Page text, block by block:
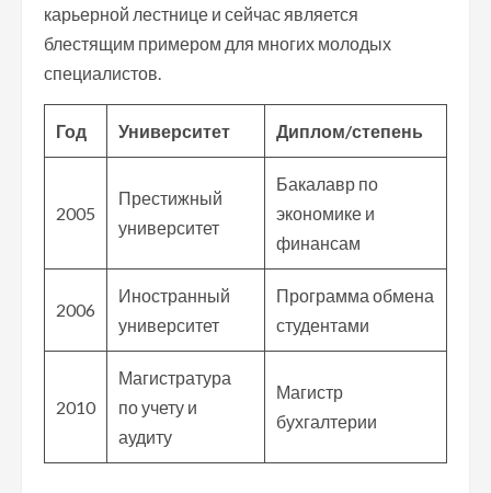
карьерной лестнице и сейчас является
блестящим примером для многих молодых
специалистов.
Год Университет Диплом/степень
2005
Престижный
университет
Бакалавр по
экономике и
финансам
2006
Иностранный
университет
Программа обмена
студентами
2010
Магистратура
по учету и
аудиту
Магистр
бухгалтерии